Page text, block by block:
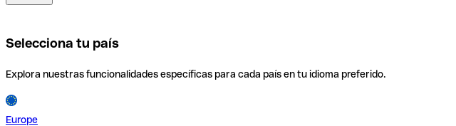
Selecciona tu país
Explora nuestras funcionalidades específicas para cada país en tu idioma preferido.
Europe